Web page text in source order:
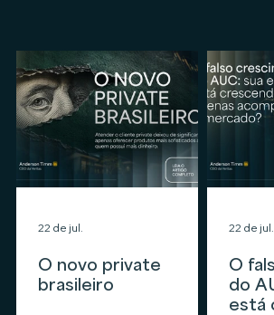
O novo private
brasileiro
22 de jul.
O
do
está
22 de jul.